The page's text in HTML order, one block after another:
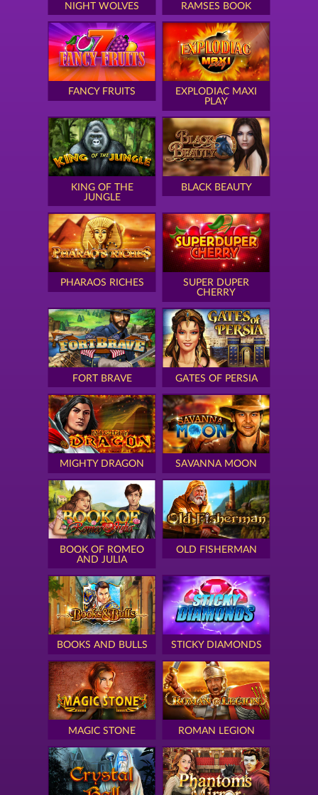
NIGHT WOLVES RAMSES BOOK
FANCY FRUITS
EXPLODIAC MAXI
PLAY
KING OF THE
JUNGLE
BLACK BEAUTY
PHARAOS RICHES
SUPER DUPER
CHERRY
FORT BRAVE GATES OF PERSIA
MIGHTY DRAGON SAVANNA MOON
BOOK OF ROMEO
AND JULIA
OLD FISHERMAN
BOOKS AND BULLS STICKY DIAMONDS
MAGIC STONE ROMAN LEGION